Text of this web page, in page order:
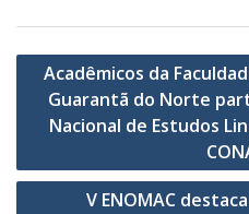
Navegação
Post
Acadêmicos da
Guarantã do Norte
Nacional de Estudos
V ENOMAC